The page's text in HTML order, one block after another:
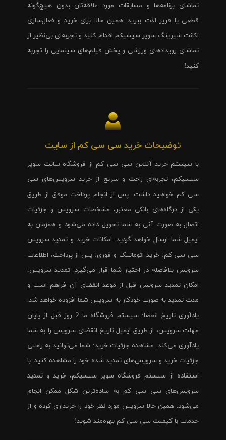
تماشای برنامه‌ها و مسابقات مورد علاقه‌تان بدون هیچ‌گونه
قطعی یا فریز لذت ببرید. همین حالا برای خرید و فعال‌سازی
اکانت شیرینگ سوپر سیسیکم اقدام کنید و تجربه‌ای بی‌نظیر از
تماشای رویدادهای ورزشی و پخش فیلم‌های سینمایی را تجربه
کنید!
توضیحات خرید سی سی کم از سایت
با سیستم خرید آنلاین سی سی کم از فروشگاه سایت سوپر
سیسیکم، تجربه‌ای راحت و سریع از خرید سرویس‌های سی
سی کم خواهید داشت. پس از انجام پرداخت موفق از طریق
یکی از درگاه‌های بانکی معتبر، مشخصات سرویس و جزئیات
اتصال به صورت آنی به شما تحویل داده می‌شود و همزمان به
ایمیل شما ارسال خواهد گردید. امکانات خرید و تمدید سرویس
سی سی کم: خرید اتوماتیک و فوری: پس از پرداخت، اطلاعات
سرویس بلافاصله در اختیار شما قرار می‌گیرد. تمدید سرویس:
امکان تمدید سرویس قبل از موعد انقضای آن فراهم است و
مدت تمدید به صورت خودکار به سرویس شما افزوده خواهد شد.
یادآوری تاریخ انقضا: سیستم فروشگاه ما 2 روز قبل از پایان
مهلت سرویس، از طریق ایمیل تاریخ انقضای سرویس را به شما
یادآوری می‌کند. مشاهده جزئیات خرید: شما می‌توانید به راحتی
جزئیات خرید و سرویس‌های تمدید شده خود را مشاهده کنید. با
استفاده از سیستم فروشگاه سوپر سیسیکم، خرید و تمدید
سرویس‌های سی سی کم به ساده‌ترین شکل ممکن انجام
می‌شود. همین حالا سرویس مورد نظر خود را خریداری کرده و از
خدمات با کیفیت سی سی کم بهره‌مند شوید!